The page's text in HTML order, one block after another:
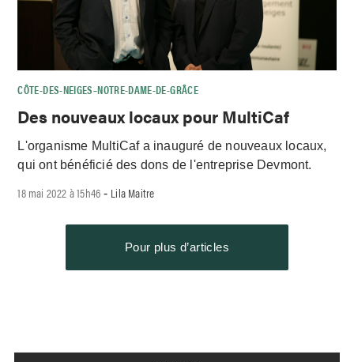
CÔTE-DES-NEIGES–NOTRE-DAME-DE-GRÂCE
Des nouveaux locaux pour MultiCaf
L'organisme MultiCaf a inauguré de nouveaux locaux,
qui ont bénéficié des dons de l'entreprise Devmont.
18 mai 2022 à 15h46 - Lila Maitre
Pour plus d’articles